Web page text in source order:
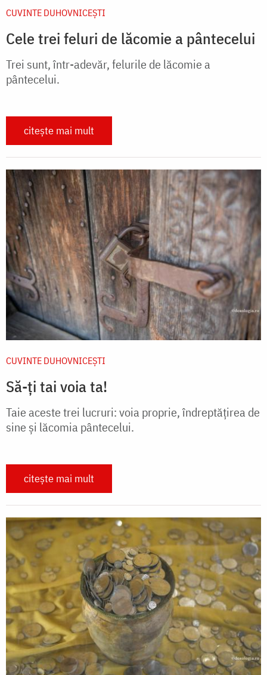
CUVINTE DUHOVNICEȘTI
Cele trei feluri de lăcomie a pântecelui
Trei sunt, într-adevăr, felurile de lăcomie a
pântecelui.
citește mai mult
CUVINTE DUHOVNICEȘTI
Să-ți tai voia ta!
Taie aceste trei lucruri: voia proprie, îndreptățirea de
sine și lăcomia pântecelui.
citește mai mult